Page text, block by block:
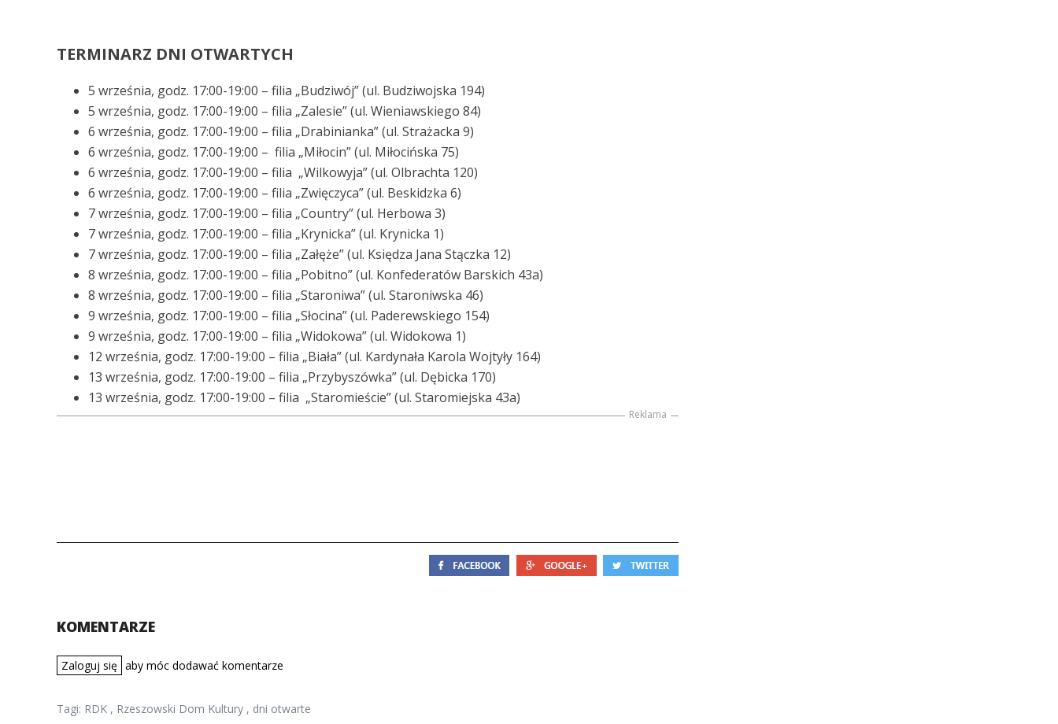
TERMINARZ DNI OTWARTYCH
5 września, godz. 17:00-19:00 – filia „Budziwój” (ul. Budziwojska 194)
5 września, godz. 17:00-19:00 – filia „Zalesie” (ul. Wieniawskiego 84)
6 września, godz. 17:00-19:00 – filia „Drabinianka” (ul. Strażacka 9)
6 września, godz. 17:00-19:00 – filia „Miłocin” (ul. Miłocińska 75)
6 września, godz. 17:00-19:00 – filia „Wilkowyja” (ul. Olbrachta 120)
6 września, godz. 17:00-19:00 – filia „Zwięczyca” (ul. Beskidzka 6)
7 września, godz. 17:00-19:00 – filia „Country” (ul. Herbowa 3)
7 września, godz. 17:00-19:00 – filia „Krynicka” (ul. Krynicka 1)
7 września, godz. 17:00-19:00 – filia „Załęże” (ul. Księdza Jana Stączka 12)
8 września, godz. 17:00-19:00 – filia „Pobitno” (ul. Konfederatów Barskich 43a)
8 września, godz. 17:00-19:00 – filia „Staroniwa” (ul. Staroniwska 46)
9 września, godz. 17:00-19:00 – filia „Słocina” (ul. Paderewskiego 154)
9 września, godz. 17:00-19:00 – filia „Widokowa” (ul. Widokowa 1)
12 września, godz. 17:00-19:00 – filia „Biała” (ul. Kardynała Karola Wojtyły 164)
13 września, godz. 17:00-19:00 – filia „Przybyszówka” (ul. Dębicka 170)
13 września, godz. 17:00-19:00 – filia „Staromieście” (ul. Staromiejska 43a)
Reklama
KOMENTARZE
Zaloguj się aby móc dodawać komentarze
Tagi: RDK , Rzeszowski Dom Kultury , dni otwarte